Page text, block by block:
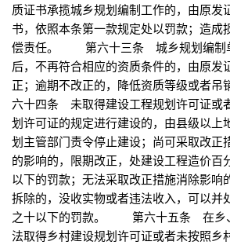
质证书承揽城乡规划编制工作的，由原发
书，依照本条第一款规定处以罚款；造成
偿责任。 第六十三条 城乡规划编制
后，不再符合相应的资质条件的，由原发
正；逾期不改正的，降低资质等级或
六十四条 未取得建设工程规划许可证或
划许可证的规定进行建设的，由县级以上
划主管部门责令停止建设；尚可采取改正
的影响的，限期改正，处建设工程造价百
以下的罚款；无法采取改正措施消除影响
拆除的，没收实物或者违法收入，可以并
之十以下的罚款。 第六十五条 在乡
法取得乡村建设规划许可证或者未按照乡